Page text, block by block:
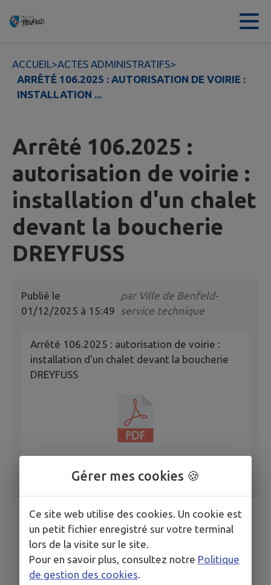
Contenu
ACCUEIL>ACTES ADMINISTRATIFS>
ARRÊTÉ 106.2025 : AUTORISATION DE VOIRIE :
INSTALLATION ...
Arrêté 106.2025 :
autorisation de voirie :
installation d'un chalet
devant la boucherie
DREYFUSS
Publié le
01/12/2025 à 15:49
par Ville de Benfeld-
service technique
Arrêté 106.2025 : autorisation de voirie :
installation d'un chalet devant la boucherie
DREYFUSS
Gérer mes cookies 🍪
Ce site web utilise des cookies. Un cookie est
un petit fichier enregistré sur votre terminal
lors de la visite sur le site.
Pour en savoir plus, consultez notre Politique
de gestion des cookies.